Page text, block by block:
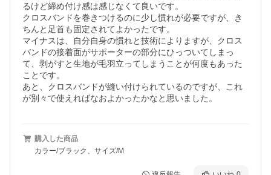
るけど締め付け感は感じなくて良いです。
クロスバンドを巻きつけるのに少し慣れが必要ですが、き
ちんと足首も固定されてよかったです。
マイナスは、自分自身の慣れと技術によりますが、クロス
バンドの接着面がサポーターの部分にひっついてしまっ
て、剥がすと生地が毛羽立ってしまうことが何度もあった
ことです。
あと、クロスバンドが縫い付けられているのですが、これ
が別々で使えればなおよかったかなと思いました。
購入した商品
カラー/ブラック、サイズ/M